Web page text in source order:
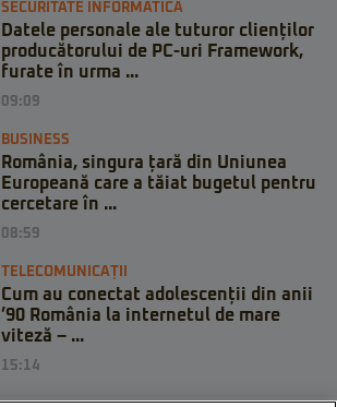
SECURITATE INFORMATICĂ
Datele personale ale tuturor clienților
producătorului de PC-uri Framework,
furate în urma ...
09:09
BUSINESS
România, singura țară din Uniunea
Europeană care a tăiat bugetul pentru
cercetare în ...
08:59
TELECOMUNICAȚII
Cum au conectat adolescenții din anii
’90 România la internetul de mare
viteză – ...
15:14